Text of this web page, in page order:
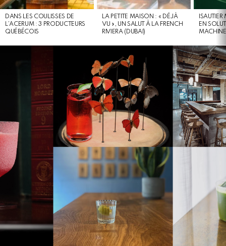
DANS LES COULISSES DE
L’ACERUM : 3 PRODUCTEURS
QUÉBÉCOIS
LA PETITE MAISON : « DÉJÀ
VU », UN SALUT À LA FRENCH
RIVIERA (DUBAI)
EN
MACHINE